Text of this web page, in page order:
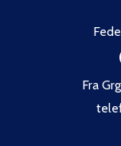
Fra